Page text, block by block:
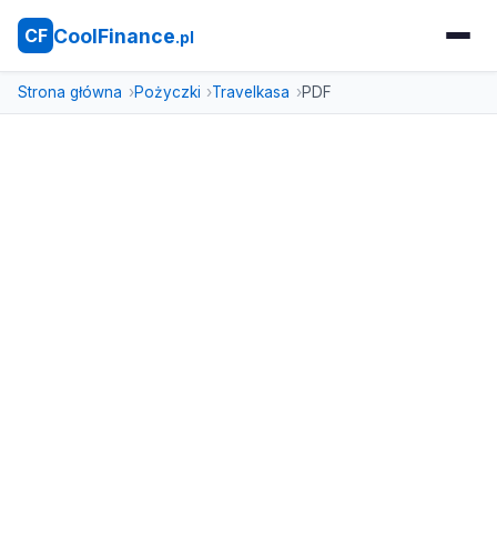
CF CoolFinance.pl
Strona główna Pożyczki Travelkasa PDF